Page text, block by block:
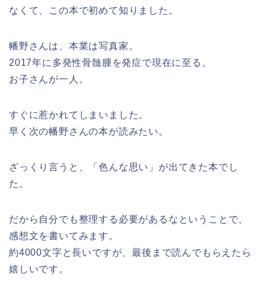
なくて、この本で初めて知りました。
幡野さんは、本業は写真家。
2017年に多発性骨髄腫を発症で現在に至る。
お子さんが一人。
すぐに惹かれてしまいました。
早く次の幡野さんの本が読みたい。
ざっくり言うと、「色んな思い」が出てきた本でし
た。
だから自分でも整理する必要があるなということで、
感想文を書いてみます。
約4000文字と長いですが、最後まで読んでもらえたら
嬉しいです。